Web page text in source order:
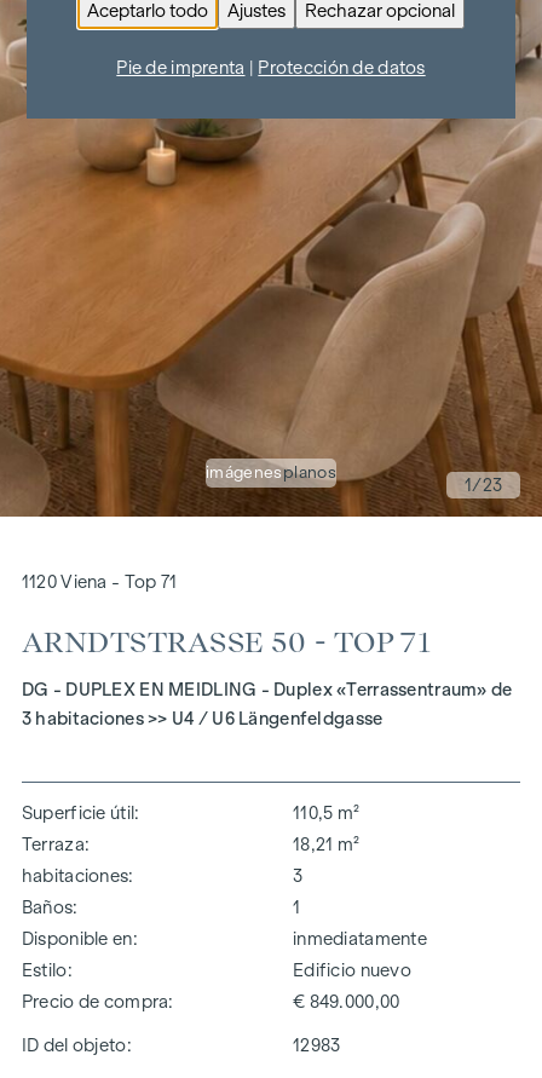
imágenesplanos
1/23
1120 Viena - Top 71
ARNDTSTRASSE 50 - TOP 71
DG - DUPLEX EN MEIDLING - Duplex «Terrassentraum» de
3 habitaciones >> U4 / U6 Längenfeldgasse
Superficie útil
110,5 m²
Terraza
18,21 m²
habitaciones
3
Baños
1
Disponible en
inmediatamente
Estilo
Edificio nuevo
Precio de compra
€ 849.000,00
ID del objeto: 12983
Aceptarlo todo Ajustes Rechazar opcional
Pie de imprenta Protección de datos